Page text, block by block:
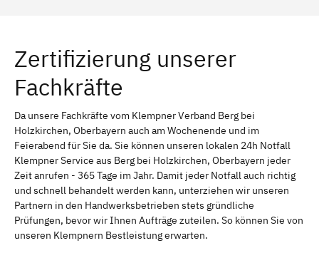
Erlangen Bamberg
Bayreuth
Schweinfurt Passau
Freising Rudelsdorf, Mittelfranken
Zertifizierung unserer
Fachkräfte
Da unsere Fachkräfte vom Klempner Verband Berg bei
Holzkirchen, Oberbayern auch am Wochenende und im
Feierabend für Sie da. Sie können unseren lokalen 24h Notfall
Klempner Service aus Berg bei Holzkirchen, Oberbayern jeder
Zeit anrufen - 365 Tage im Jahr. Damit jeder Notfall auch richtig
und schnell behandelt werden kann, unterziehen wir unseren
Partnern in den Handwerksbetrieben stets gründliche
Prüfungen, bevor wir Ihnen Aufträge zuteilen. So können Sie von
unseren Klempnern Bestleistung erwarten.